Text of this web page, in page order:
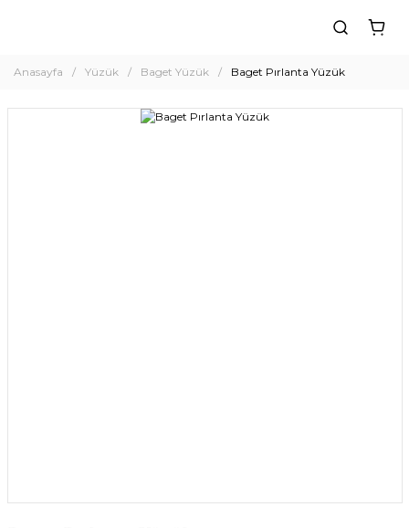
Anasayfa Yüzük Baget Yüzük Baget Pırlanta Yüzük